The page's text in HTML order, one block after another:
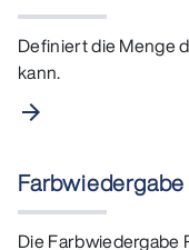
Definiert die Menge
kann.
arrow_forward
Farbwiedergabe
Die Farbwiedergabe